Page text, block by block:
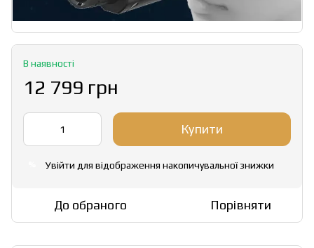
В наявності
12 799 грн
Купити
Увійти для відображення накопичувальної знижки
До обраного Порівняти